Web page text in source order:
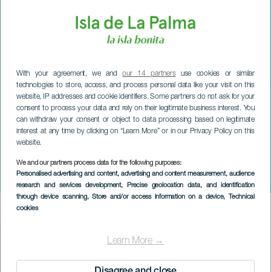
With your agreement, we andour 14 partnersuse cookies or similar
technologies to store, access, and process personal data like your visit on this
website, IP addresses and cookie identifiers. Some partners do not ask for your
consent to process your data and rely on their legitimate business interest. You
can withdraw your consent or object to data processing based on legitimate
interest at any time by clicking on “Learn More” or in our Privacy Policy on this
website.
We and our partners process data for the following purposes:
Personalised advertising and content, advertising and content measurement, audience
research and services development, Precise geolocation data, and identification
through device scanning, Store and/or access information on a device, Technical
cookies
Learn More →
Christian Cabrera in
concerto
LA PALMA
Imagen